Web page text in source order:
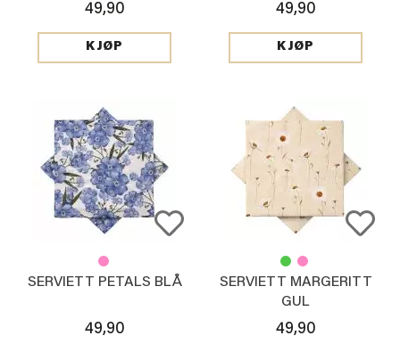
49,90
KJØP
49,90
KJØP
SERVIETT PETALS BLÅ
49,90
SERVIETT MARGERITT
GUL
49,90